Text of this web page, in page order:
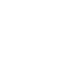
원)